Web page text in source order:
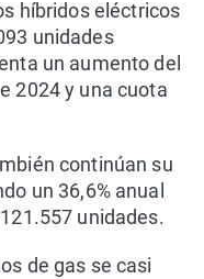
híbridos eléctricos
unidades
un aumento del
2024 y una cuota
continúan su
un 36,6% anual
unidades.
de gas se casi